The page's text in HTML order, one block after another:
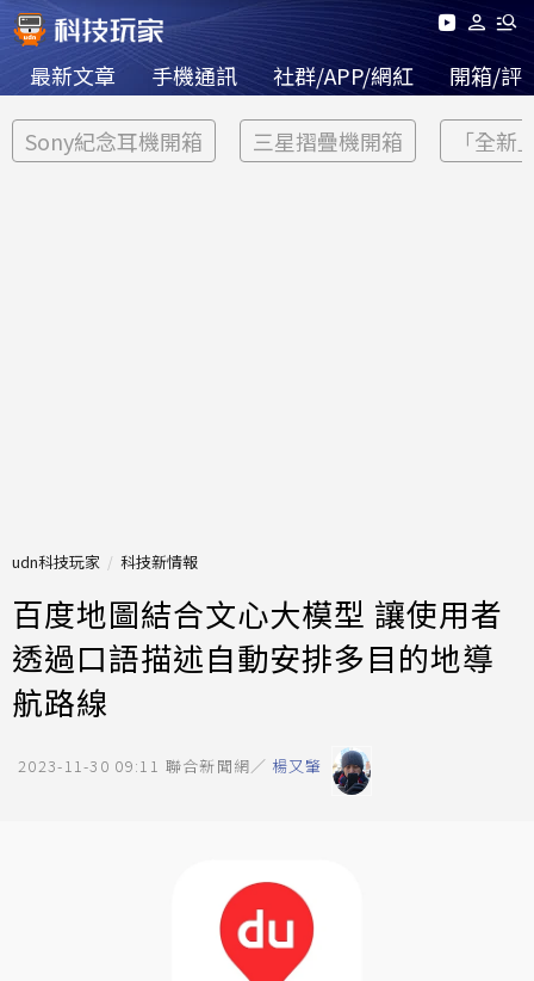
最新文章 手機通訊 社群/APP/網紅 開箱/評
Sony紀念耳機開箱 三星摺疊機開箱 「全新
udn科技玩家 科技新情報
百度地圖結合文心大模型 讓使用者
透過口語描述自動安排多目的地導
航路線
2023-11-30 09:11 聯合新聞網／ 楊又肇